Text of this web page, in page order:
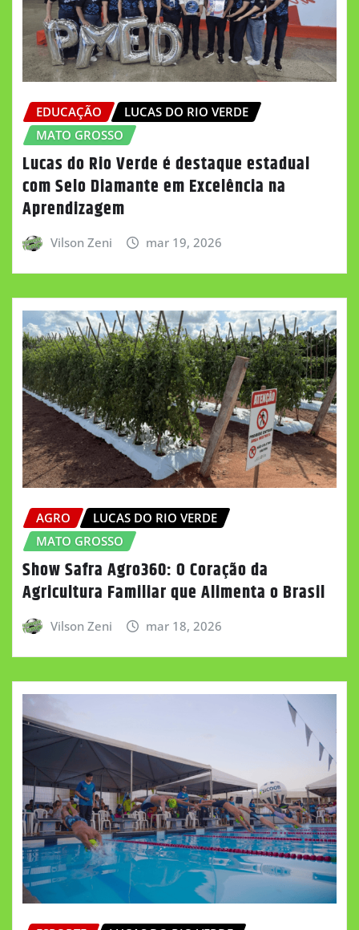
EDUCAÇÃO
LUCAS DO RIO VERDE
MATO GROSSO
Lucas do Rio Verde é destaque estadual
com Selo Diamante em Excelência na
Aprendizagem
Vilson Zeni mar 19, 2026
AGRO
LUCAS DO RIO VERDE
MATO GROSSO
Show Safra Agro360: O Coração da
Agricultura Familiar que Alimenta o Brasil
Vilson Zeni mar 18, 2026